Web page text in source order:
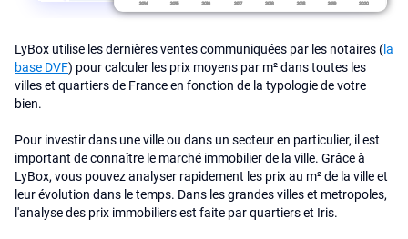
LyBox utilise les dernières ventes communiquées par les notaires (la
base DVF) pour calculer les prix moyens par m² dans toutes les
villes et quartiers de France en fonction de la typologie de votre
bien.
Pour investir dans une ville ou dans un secteur en particulier, il est
important de connaître le marché immobilier de la ville. Grâce à
LyBox, vous pouvez analyser rapidement les prix au m² de la ville et
leur évolution dans le temps. Dans les grandes villes et metropoles,
l'analyse des prix immobiliers est faite par quartiers et Iris.